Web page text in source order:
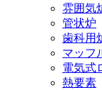
雰囲気
管状炉
歯科用
マッフ
電気式
熱要素